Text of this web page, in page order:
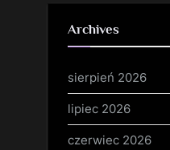
Archives
sierpień 2026
lipiec 2026
czerwiec 2026